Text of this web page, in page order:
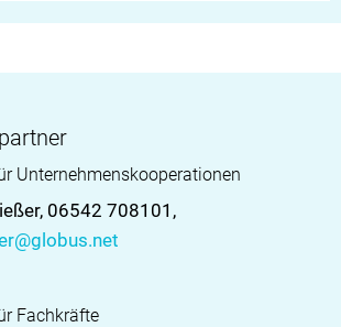
Unternehmenskooperationen
06542 708101,
Fachkräfte